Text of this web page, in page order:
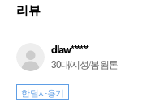
리뷰
dlaw******
30대/지성/봄 웜톤
한달사용기